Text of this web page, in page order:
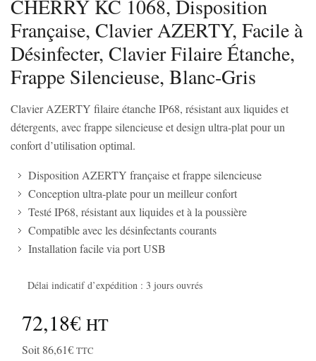
CHERRY KC 1068, Disposition
Française, Clavier AZERTY, Facile à
Désinfecter, Clavier Filaire Étanche,
Frappe Silencieuse, Blanc-Gris
Clavier AZERTY filaire étanche IP68, résistant aux liquides et
détergents, avec frappe silencieuse et design ultra-plat pour un
confort d’utilisation optimal.
Disposition AZERTY française et frappe silencieuse
Conception ultra-plate pour un meilleur confort
Testé IP68, résistant aux liquides et à la poussière
Compatible avec les désinfectants courants
Installation facile via port USB
Délai indicatif d’expédition : 3 jours ouvrés
72,18€ HT
Soit 86,61€ TTC